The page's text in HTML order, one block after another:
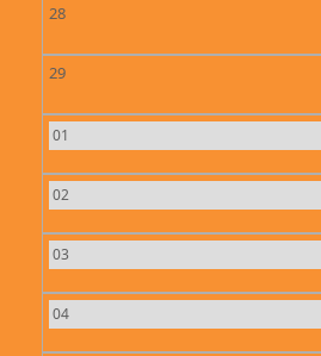
28
29
01
02
03
04